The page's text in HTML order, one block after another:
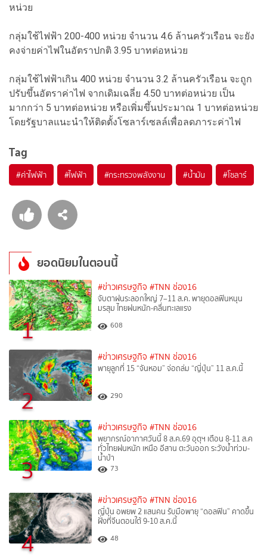
หน่วย
กลุ่มใช้ไฟฟ้า 200-400 หน่วย จำนวน 4.6 ล้านครัวเรือน จะยัง
คงจ่ายค่าไฟในอัตราปกติ 3.95 บาทต่อหน่วย
กลุ่มใช้ไฟฟ้าเกิน 400 หน่วย จำนวน 3.2 ล้านครัวเรือน จะถูก
ปรับขึ้นอัตราค่าไฟ จากเดิมเฉลี่ย 4.50 บาทต่อหน่วย เป็น
มากกว่า 5 บาทต่อหน่วย หรือเพิ่มขึ้นประมาณ 1 บาทต่อหน่วย
โดยรัฐบาลแนะนำให้ติดตั้งโซลาร์เซลล์เพื่อลดภาระค่าไฟ
Tag
#ค่าไฟฟ้า #ไฟฟ้า #กระทรวงพลังงาน #น้ำมัน #โซลาร์
ยอดนิยมในตอนนี้
1
#ข่าวเศรษฐกิจ #TNN ช่อง16
จับตาฝนระลอกใหญ่ 7–11 ส.ค. พายุดอลฟินหนุน
มรสุม ไทยฝนหนัก-คลื่นทะเลแรง
608
2
#ข่าวเศรษฐกิจ #TNN ช่อง16
พายุลูกที่ 15 “จันหอม” จ่อถล่ม “ญี่ปุ่น” 11 ส.ค.นี้
290
3
#ข่าวเศรษฐกิจ #TNN ช่อง16
พยากรณ์อากาศวันนี้ 8 ส.ค.69 อุตุฯ เตือน 8-11 ส.ค
ทั่วไทยฝนหนัก เหนือ อีสาน ตะวันออก ระวังน้ำท่วม-
น้ำป่า
73
4
#ข่าวเศรษฐกิจ #TNN ช่อง16
ญี่ปุ่น อพยพ 2 แสนคน รับมือพายุ “ดอลฟิน” คาดขึ้น
ฝั่งที่จีนตอนใต้ 9-10 ส.ค.นี้
48